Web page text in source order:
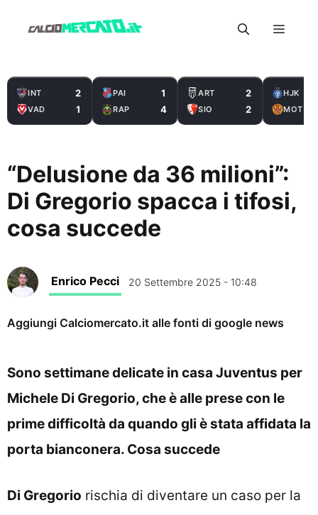
Menu
INT 2
VAD 1
PAI 1
RAP 4
ART 2
SIO 2
HJK
MOT
“Delusione da 36 milioni”:
Di Gregorio spacca i tifosi,
cosa succede
Enrico Pecci 20 Settembre 2025 - 10:48
Aggiungi Calciomercato.it alle fonti di google news
Sono settimane delicate in casa Juventus per
Michele Di Gregorio, che è alle prese con le
prime difficoltà da quando gli è stata affidata la
porta bianconera. Cosa succede
Di Gregorio rischia di diventare un caso per la